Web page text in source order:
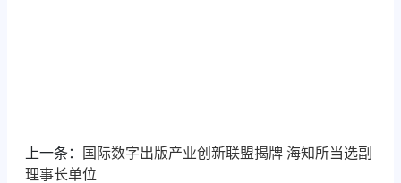
上一条：
国际数字出版产业创新联盟揭牌 海知所当选副
理事长单位